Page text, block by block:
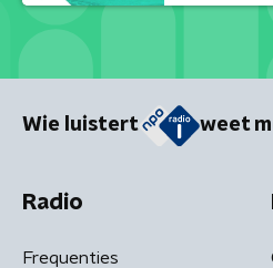
Wie luistert weet
Radio
Frequenties